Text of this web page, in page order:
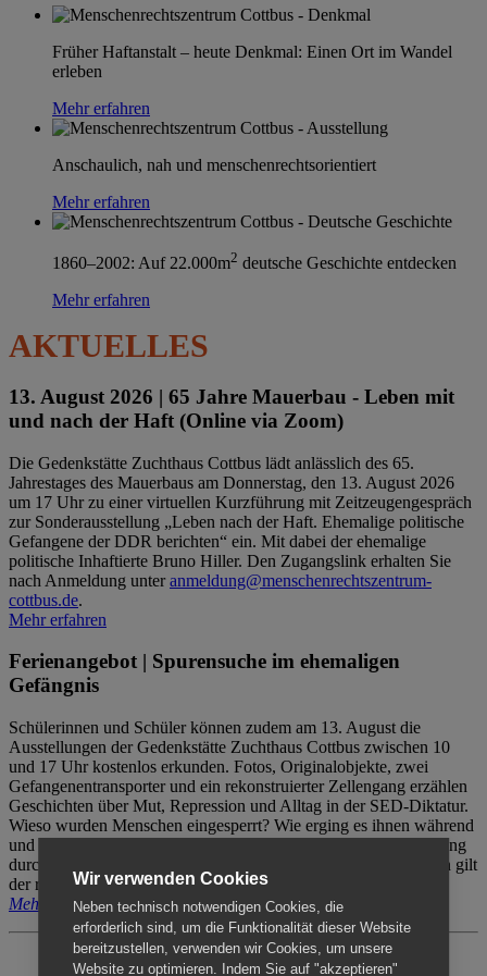
Früher Haftanstalt – heute Denkmal: Einen Ort im Wandel
erleben
Mehr erfahren
Anschaulich, nah und menschenrechtsorientiert
Mehr erfahren
1860–2002: Auf 22.000m2 deutsche Geschichte entdecken
Mehr erfahren
AKTUELLES
13. August 2026 | 65 Jahre Mauerbau - Leben mit
und nach der Haft (Online via Zoom)
Die Gedenkstätte Zuchthaus Cottbus lädt anlässlich des 65.
Jahrestages des Mauerbaus am Donnerstag, den 13. August 2026
um 17 Uhr zu einer virtuellen Kurzführung mit Zeitzeugengespräch
zur Sonderausstellung „Leben nach der Haft. Ehemalige politische
Gefangene der DDR berichten“ ein. Mit dabei der ehemalige
politische Inhaftierte Bruno Hiller. Den Zugangslink erhalten Sie
nach Anmeldung unteranmeldung@menschenrechtszentrum-
cottbus.de.
Mehr erfahren
Ferienangebot | Spurensuche im ehemaligen
Gefängnis
Schülerinnen und Schüler können zudem am 13. August die
Ausstellungen der Gedenkstätte Zuchthaus Cottbus zwischen 10
und 17 Uhr kostenlos erkunden. Fotos, Originalobjekte, zwei
Gefangenentransporter und ein rekonstruierter Zellengang erzählen
Geschichten über Mut, Repression und Alltag in der SED-Diktatur.
Wieso wurden Menschen eingesperrt? Wie erging es ihnen während
und nach der Haft? Der Besuch erfolgt individuell ohne Betreuung
durch das Menschenrechtszentrum Cottbus. Für Begleitpersonen gilt
der reguläre Eintritt (8€ / ermäßigt 5€).
Mehr erfahren
Wir verwenden Cookies
Neben technisch notwendigen Cookies, die
erforderlich sind, um die Funktionalität dieser Website
bereitzustellen, verwenden wir Cookies, um unsere
Website zu optimieren. Indem Sie auf "akzeptieren"